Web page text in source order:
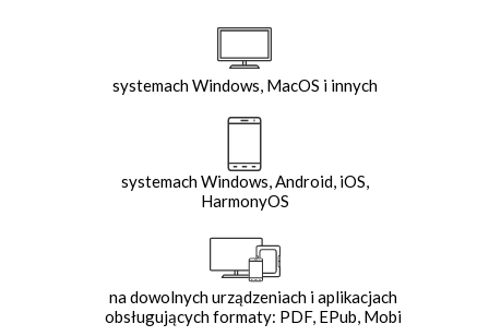
systemach Windows, MacOS i innych
systemach Windows, Android, iOS,
HarmonyOS
na dowolnych urządzeniach i aplikacjach
obsługujących formaty: PDF, EPub, Mobi